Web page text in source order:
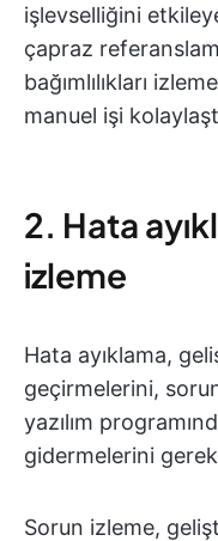
işlevselliğini
çapraz
bağımlılıkları
manuel işi
2. Hata
izleme
Hata ayıklama,
geçirmelerini,
yazılım
gidermelerini
Sorun izleme,